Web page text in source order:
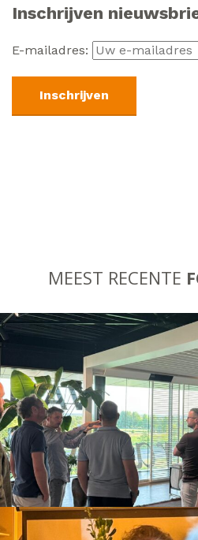
Inschrijven
E-mailadres:
MEEST RECENTE